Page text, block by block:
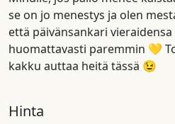
se on jo menestys ja olen
että päivänsankari
huomattavasti paremmin 💛
kakku auttaa heitä tässä 😉
Hinta